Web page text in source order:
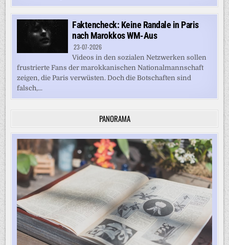
Faktencheck: Keine Randale in Paris
nach Marokkos WM-Aus
23-07-2026
Videos in den sozialen Netzwerken sollen
frustrierte Fans der marokkanischen Nationalmannschaft
zeigen, die Paris verwüsten. Doch die Botschaften sind
falsch,...
PANORAMA